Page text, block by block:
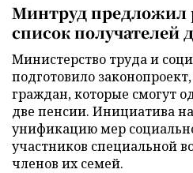
Минтруд предложил
список получателей
Министерство труда и
подготовило
граждан, которые смогут
две пенсии. Инициатива
унификацию мер
участников специальной
членов их семей.